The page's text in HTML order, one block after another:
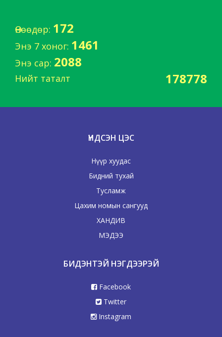
Өнөөдөр: 172
Энэ 7 хоног: 1461
Энэ сар: 2088
Нийт таталт 178778
ҮНДСЭН ЦЭС
Нүүр хуудас
Бидний тухай
Тусламж
Цахим номын сангууд
ХАНДИВ
МЭДЭЭ
БИДЭНТЭЙ НЭГДЭЭРЭЙ
Facebook
Twitter
Instagram